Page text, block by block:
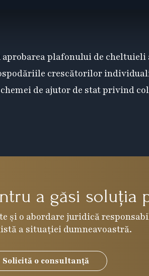
aprobarea plafonului de
crescătorilor
de ajutor de stat privind
a găsi soluția
o abordare juridică
a situației dumneavoastră.
Solicită o consultanță